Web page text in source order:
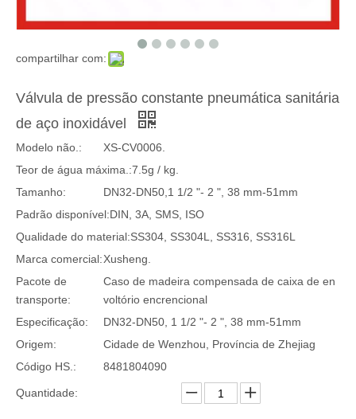
compartilhar com:
Válvula de pressão constante pneumática sanitária
de aço inoxidável
Modelo não.:
XS-CV0006.
Teor de água máxima.:7.5g / kg.
Tamanho:
DN32-DN50,1 1/2 "- 2 ", 38 mm-51mm
Padrão disponível:DIN, 3A, SMS, ISO
Qualidade do material:SS304, SS304L, SS316, SS316L
Marca comercial:Xusheng.
Pacote de
transporte:
Caso de madeira compensada de caixa de en
voltório encrencional
Especificação:
DN32-DN50, 1 1/2 "- 2 ", 38 mm-51mm
Origem:
Cidade de Wenzhou, Província de Zhejiag
Código HS.:
8481804090
Quantidade: